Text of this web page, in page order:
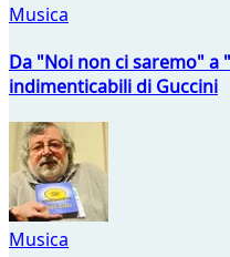
Musica
Da "Noi non ci saremo" a
indimenticabili di Guccini
Musica